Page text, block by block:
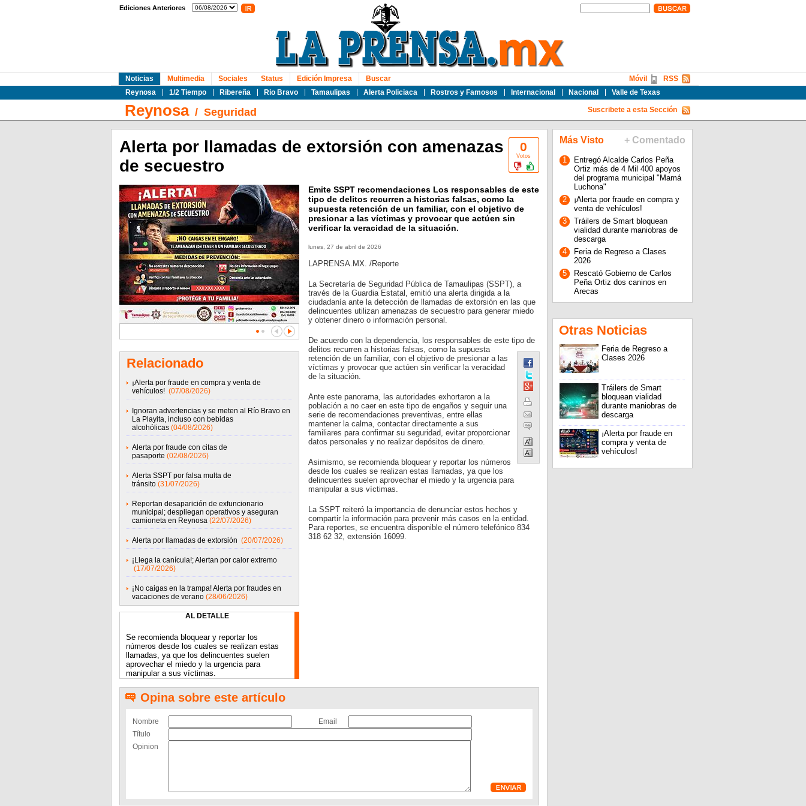
Ediciones Anteriores
Noticias
Reynosa
1/2 Tiempo Ribereña Rio Bravo Tamaulipas Alerta Policiaca Rostros y Famosos Internacional Nacional Valle de Texas
Multimedia Sociales Status Edición Impresa Buscar RSS
Móvil
Reynosa/ Seguridad Suscribete a esta Sección
0
Votos
Alerta por llamadas de extorsión con amenazas
de secuestro
Relacionado
¡Alerta por fraude en compra y venta de
vehículos! (07/08/2026)
Ignoran advertencias y se meten al Río Bravo en
La Playita, incluso con bebidas
alcohólicas (04/08/2026)
Alerta por fraude con citas de
pasaporte (02/08/2026)
Alerta SSPT por falsa multa de
tránsito (31/07/2026)
Reportan desaparición de exfuncionario
municipal; despliegan operativos y aseguran
camioneta en Reynosa (22/07/2026)
Alerta por llamadas de extorsión (20/07/2026)
¡Llega la canícula!; Alertan por calor extremo
(17/07/2026)
¡No caigas en la trampa! Alerta por fraudes en
vacaciones de verano (28/06/2026)
Emite SSPT recomendaciones Los responsables de este
tipo de delitos recurren a historias falsas, como la
supuesta retención de un familiar, con el objetivo de
presionar a las víctimas y provocar que actúen sin
verificar la veracidad de la situación.
lunes, 27 de abril de 2026
AL DETALLE
Se recomienda bloquear y reportar los
números desde los cuales se realizan estas
llamadas, ya que los delincuentes suelen
aprovechar el miedo y la urgencia para
manipular a sus víctimas.
LAPRENSA.MX. /Reporte
La Secretaría de Seguridad Pública de Tamaulipas (SSPT), a
través de la Guardia Estatal, emitió una alerta dirigida a la
ciudadanía ante la detección de llamadas de extorsión en las que
delincuentes utilizan amenazas de secuestro para generar miedo
y obtener dinero o información personal.
De acuerdo con la dependencia, los responsables de este tipo de
delitos recurren a historias falsas, como la supuesta
retención de un familiar, con el objetivo de presionar a las
víctimas y provocar que actúen sin verificar la veracidad
de la situación.
Ante este panorama, las autoridades exhortaron a la
población a no caer en este tipo de engaños y seguir una
serie de recomendaciones preventivas, entre ellas
mantener la calma, contactar directamente a sus
familiares para confirmar su seguridad, evitar proporcionar
datos personales y no realizar depósitos de dinero.
Asimismo, se recomienda bloquear y reportar los números
desde los cuales se realizan estas llamadas, ya que los
delincuentes suelen aprovechar el miedo y la urgencia para
manipular a sus víctimas.
La SSPT reiteró la importancia de denunciar estos hechos y
compartir la información para prevenir más casos en la entidad.
Para reportes, se encuentra disponible el número telefónico 834
318 62 32, extensión 16099.
Opina sobre este artículo
Nombre
Email
Título
Opinion
Más Visto + Comentado
1
Entregó Alcalde Carlos Peña
Ortiz más de 4 Mil 400 apoyos
del programa municipal "Mamá
Luchona"
2
¡Alerta por fraude en compra y
venta de vehículos!
3
Tráilers de Smart bloquean
vialidad durante maniobras de
descarga
4
Feria de Regreso a Clases
2026
5
Rescató Gobierno de Carlos
Peña Ortiz dos caninos en
Arecas
Otras Noticias
Feria de Regreso a
Clases 2026
Tráilers de Smart
bloquean vialidad
durante maniobras de
descarga
¡Alerta por fraude en
compra y venta de
vehículos!